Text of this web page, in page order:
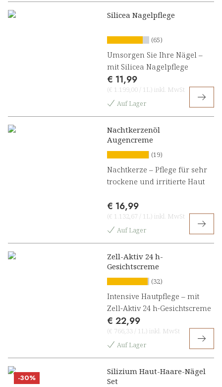
Silicea Nagelpflege
(65)
Umsorgen Sie Ihre Nägel –
mit Silicea Nagelpflege
€ 11,99
(€ 1.199,00 / 1L) inkl. MwSt
Auf Lager
Nachtkerzenöl
Augencreme
(19)
Nachtkerze – Pflege für sehr
trockene und irritierte Haut
€ 16,99
(€ 1.132,67 / 1L) inkl. MwSt
Auf Lager
Zell-Aktiv 24 h-
Gesichtscreme
(32)
Intensive Hautpflege – mit
Zell-Aktiv 24 h-Gesichtscreme
€ 22,99
(€ 766,33 / 1L) inkl. MwSt
Auf Lager
-30%
Silizium Haut-Haare-Nägel
Set